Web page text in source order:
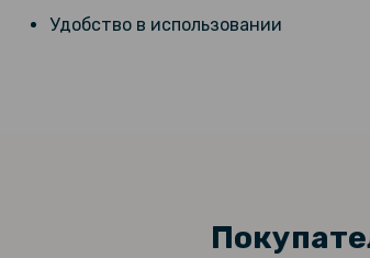
Удобство в использовании